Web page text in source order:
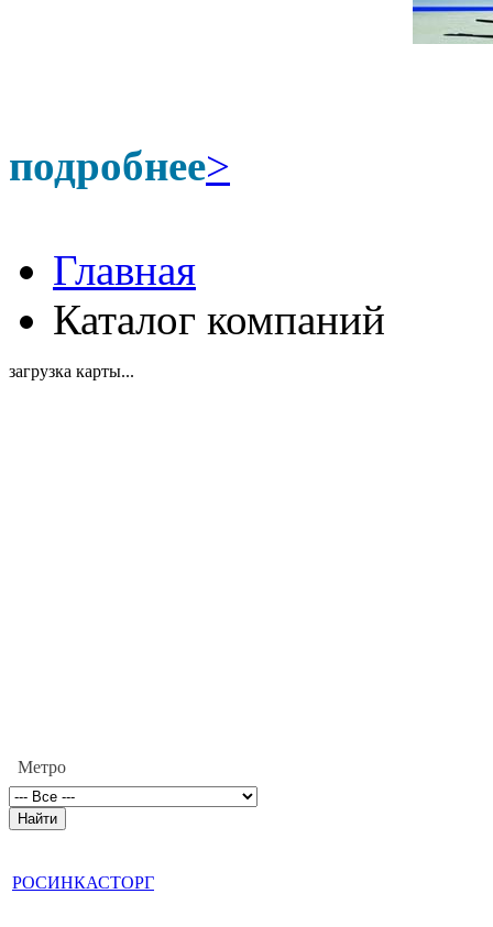
подробнее>
Главная
Каталог компаний
загрузка карты...
Метро
РОСИНКАСТОРГ